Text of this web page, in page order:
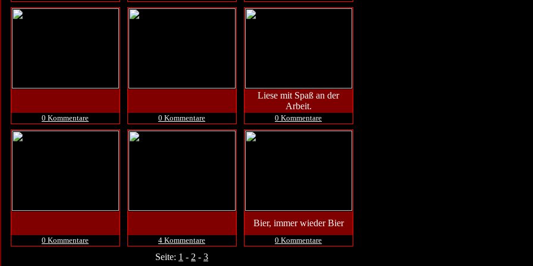
0 Kommentare 0 Kommentare
Liese mit Spaß an der
Arbeit.
0 Kommentare
0 Kommentare 4 Kommentare
Bier, immer wieder Bier
0 Kommentare
Seite: 1 - 2 - 3